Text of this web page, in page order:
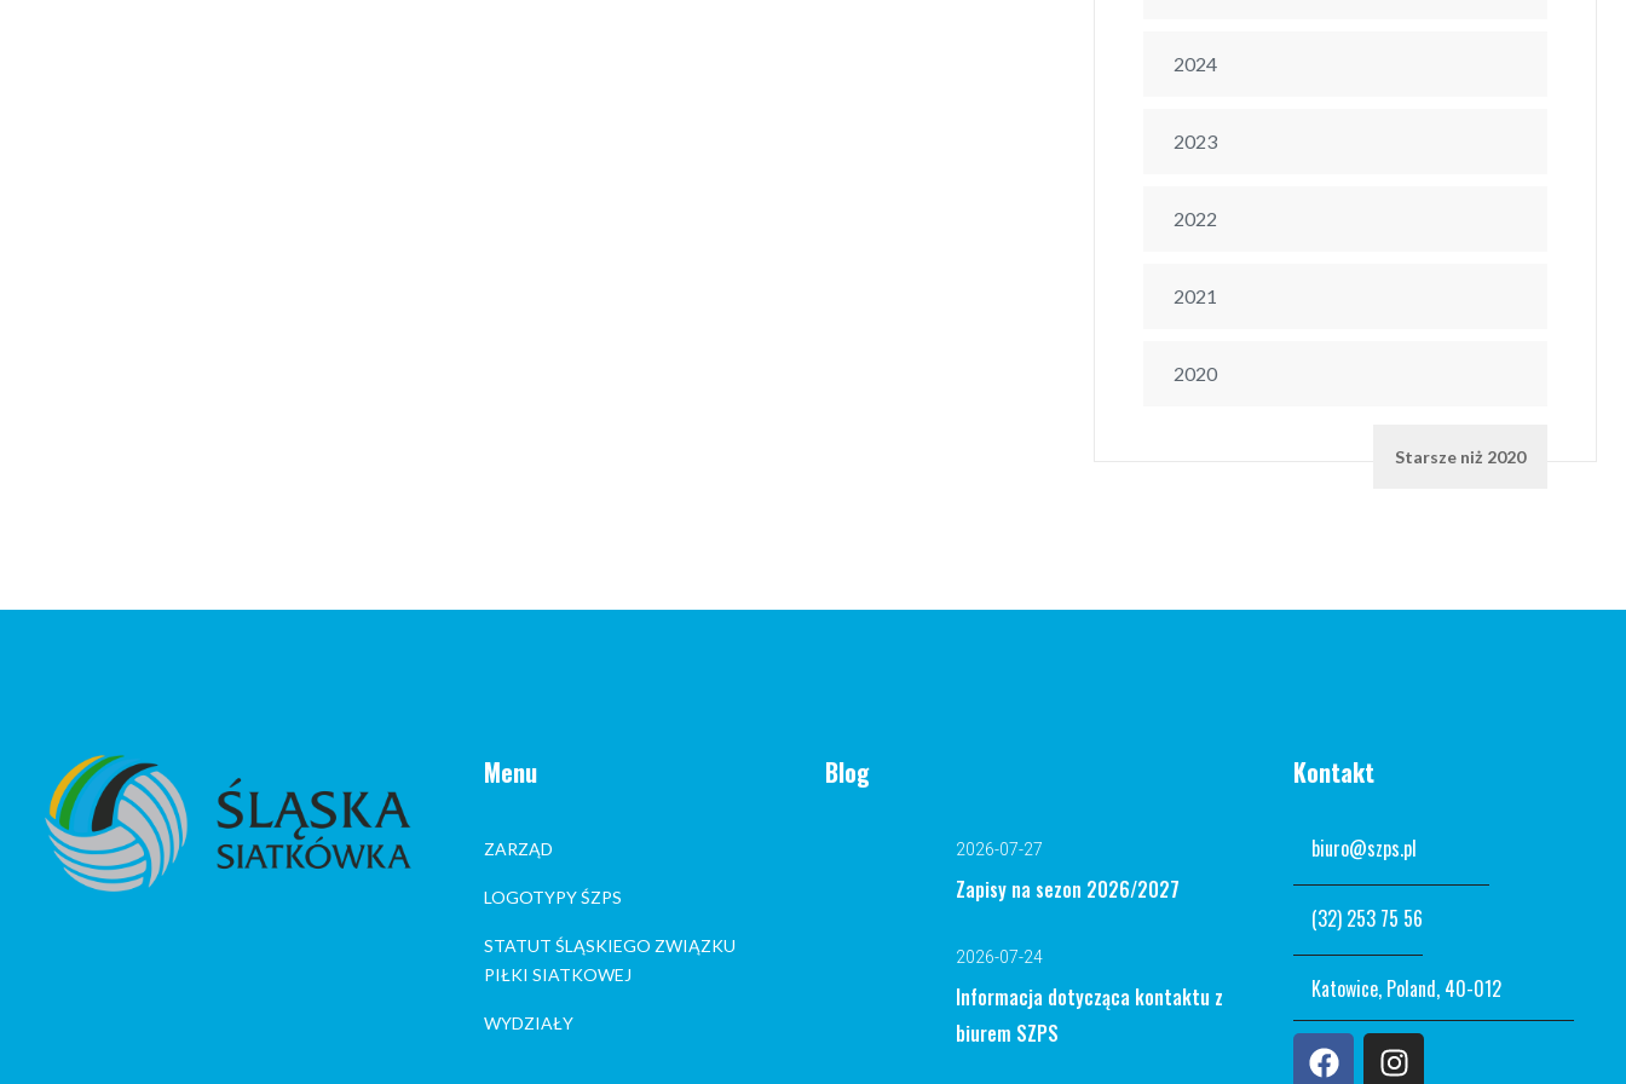
2024
2023
2022
2021
2020
Starsze niż 2020
Menu
ZARZĄD
LOGOTYPY ŚZPS
STATUT ŚLĄSKIEGO ZWIĄZKU
PIŁKI SIATKOWEJ
WYDZIAŁY
Blog
2026-07-27
Zapisy na sezon 2026/2027
2026-07-24
Informacja dotycząca kontaktu z
biurem SZPS
Kontakt
biuro@szps.pl
(32) 253 75 56
Katowice, Poland, 40-012